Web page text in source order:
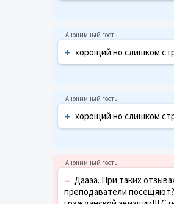
+ хорощий но слишком
+ хорощий но слишком
– Даааа. При таких
преподаватели